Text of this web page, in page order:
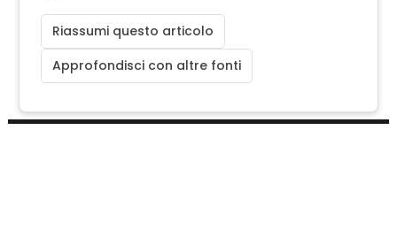
Riassumi questo articolo
Approfondisci con altre fonti